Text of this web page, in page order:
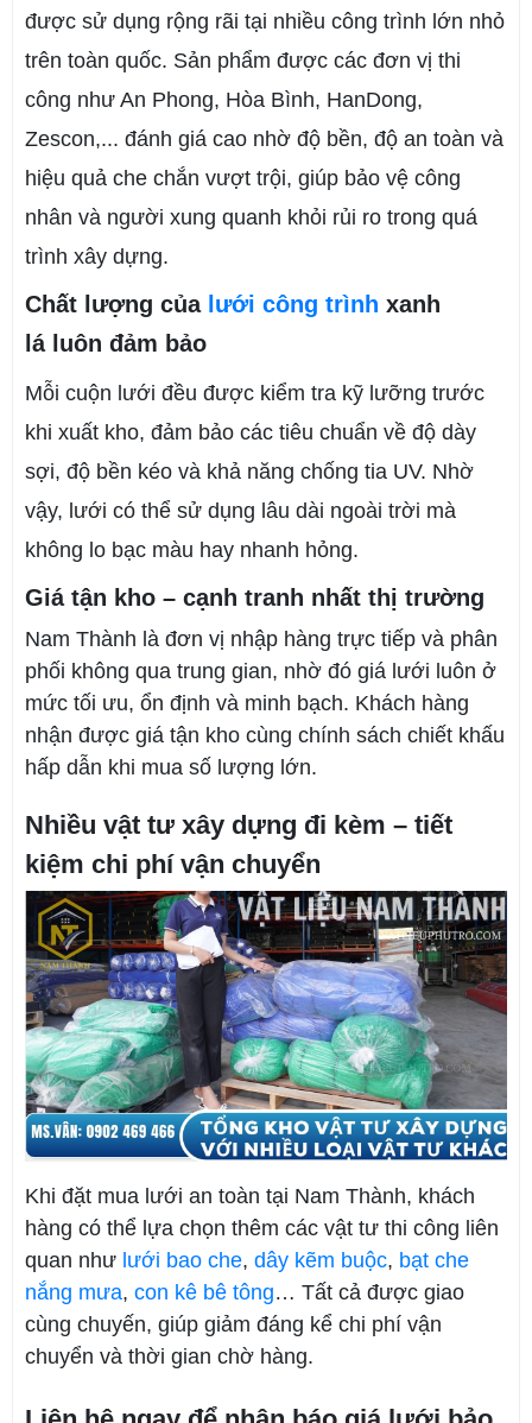
được sử dụng rộng rãi tại nhiều công trình lớn nhỏ
trên toàn quốc. Sản phẩm được các đơn vị thi
công như An Phong, Hòa Bình, HanDong,
Zescon,... đánh giá cao nhờ độ bền, độ an toàn và
hiệu quả che chắn vượt trội, giúp bảo vệ công
nhân và người xung quanh khỏi rủi ro trong quá
trình xây dựng.
Chất lượng của lưới công trình xanh
lá luôn đảm bảo
Mỗi cuộn lưới đều được kiểm tra kỹ lưỡng trước
khi xuất kho, đảm bảo các tiêu chuẩn về độ dày
sợi, độ bền kéo và khả năng chống tia UV. Nhờ
vậy, lưới có thể sử dụng lâu dài ngoài trời mà
không lo bạc màu hay nhanh hỏng.
Giá tận kho – cạnh tranh nhất thị trường
Nam Thành là đơn vị nhập hàng trực tiếp và phân
phối không qua trung gian, nhờ đó giá lưới luôn ở
mức tối ưu, ổn định và minh bạch. Khách hàng
nhận được giá tận kho cùng chính sách chiết khấu
hấp dẫn khi mua số lượng lớn.
Nhiều vật tư xây dựng đi kèm – tiết
kiệm chi phí vận chuyển
Khi đặt mua lưới an toàn tại Nam Thành, khách
hàng có thể lựa chọn thêm các vật tư thi công liên
quan như lưới bao che, dây kẽm buộc, bạt che
nắng mưa, con kê bê tông… Tất cả được giao
cùng chuyến, giúp giảm đáng kể chi phí vận
chuyển và thời gian chờ hàng.